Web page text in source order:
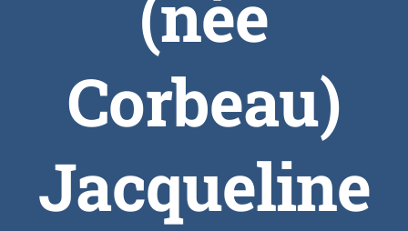
Corbeau)
Jacqueline